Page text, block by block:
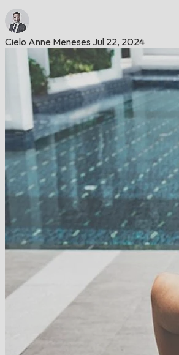
Cielo Anne Meneses Jul 22, 2024